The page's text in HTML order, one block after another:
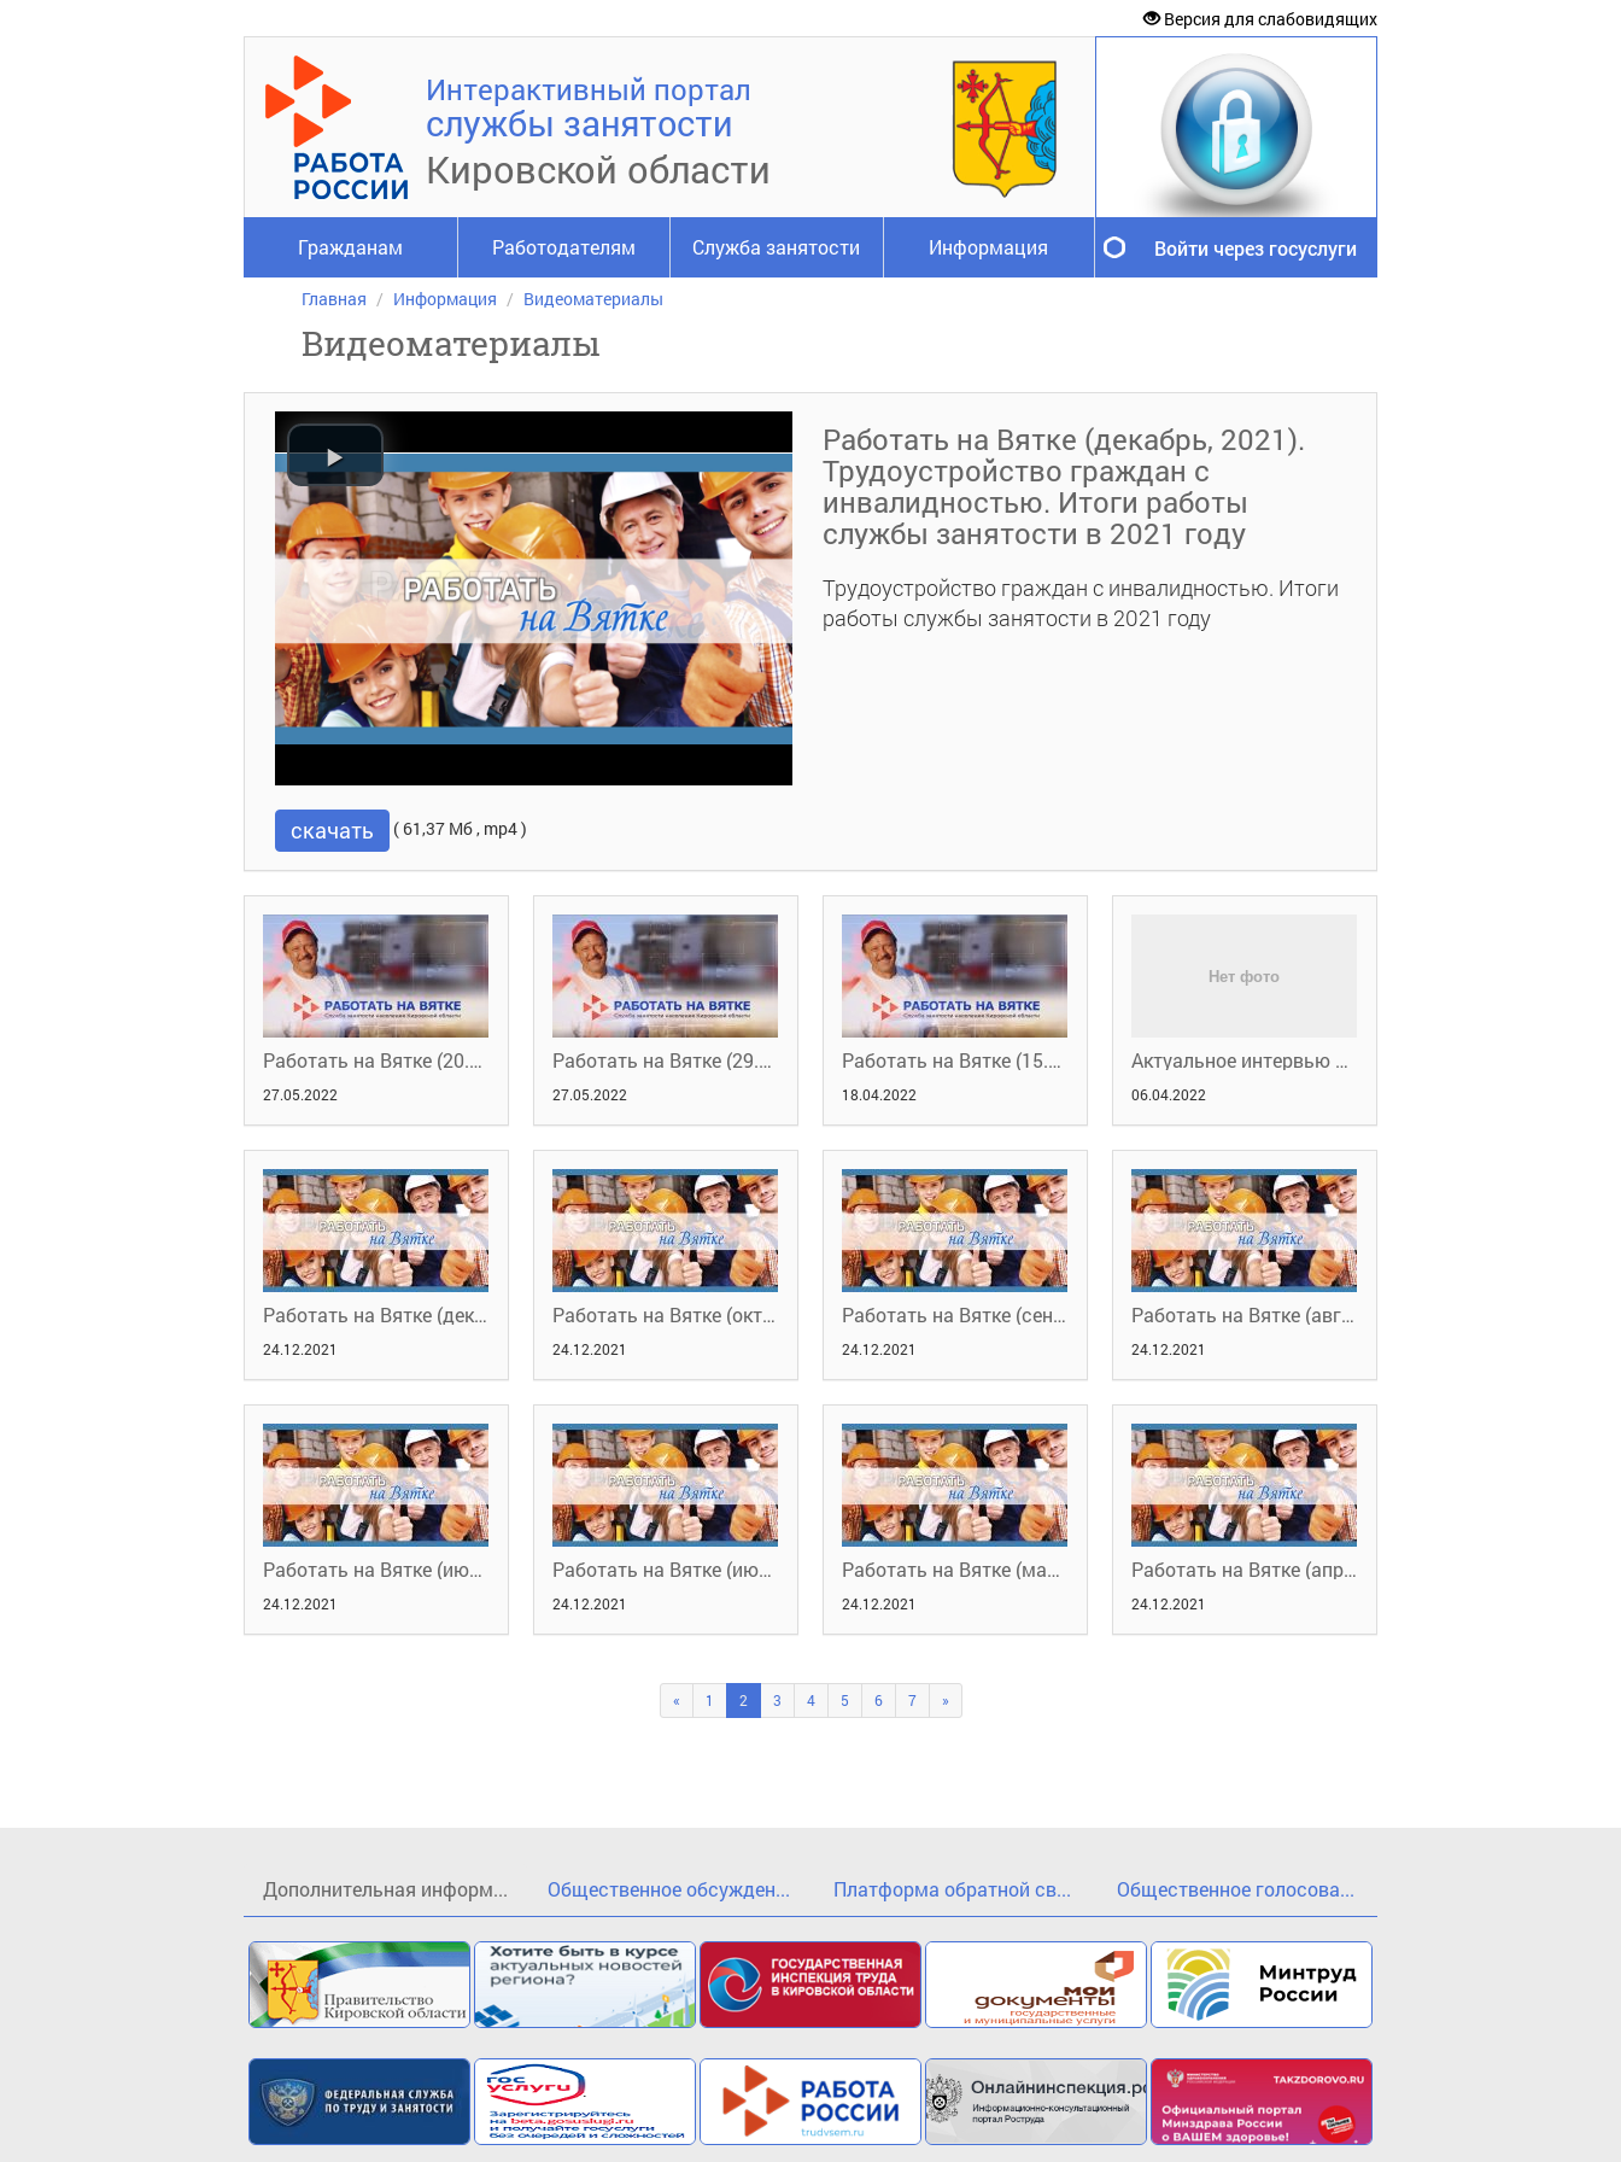
Версия для слабовидящих
Интерактивный портал
службы занятости
Кировской области
Гражданам Работодателям Служба занятости Информация Войти через госуслуги
Главная Информация Видеоматериалы
Видеоматериалы
Работать на Вятке (декабрь, 2021).
Трудоустройство граждан с
инвалидностью. Итоги работы
службы занятости в 2021 году
Трудоустройство граждан с инвалидностью. Итоги
работы службы занятости в 2021 году
скачать ( 61,37 Мб , mp4 )
Работать на Вятке (20.05.2022)
27.05.2022
Работать на Вятке (29.04.2022)
27.05.2022
Работать на Вятке (15.04.22). Меры поддержки работодателей
18.04.2022
Актуальное интервью о мерах поддержки работодателей в 2022 году
06.04.2022
Работать на Вятке (декабрь, 2021). Трудоустройство граждан с инвалидностью. Итоги работы службы занятости в 2021 году
24.12.2021
Работать на Вятке (октябрь, 2021). Обучение и трудоустройство граждан
24.12.2021
Работать на Вятке (сентябрь, 2021). Трудоустройство граждан с инвалидностью
24.12.2021
Работать на Вятке (август, 2021). Обучение в рамках НП "Демография"
24.12.2021
Работать на Вятке (июль, 2021). Трудоустройство подростков
24.12.2021
Работать на Вятке (июнь, 2021). Юбилей службы занятости населения Кировской области
24.12.2021
Работать на Вятке (май, 2021). Реализация мероприятий по обучению и трудоустройству граждан
24.12.2021
Работать на Вятке (апрель,2021). О планах работы службы занятости в 2021 году и модернизации ЦЗН города Кирова
24.12.2021
« 1 2 3 4 5 6 7 »
Дополнительная информ... Общественное обсужден... Платформа обратной св... Общественное голосова...